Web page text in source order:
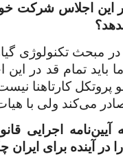
اجلاس شرکت
در مبحث تکنولوژی
ما باید تمام قد
پروتکل کارتاهنا
هیات‌های 25 نفر به بالا در اجلاس‌های قبلی
آیین‌نامه
در آینده برای ایران